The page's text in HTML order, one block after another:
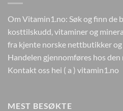
Om Vitamin1.no: Søk og finn de
kosttilskudd, vitaminer og
fra kjente norske nettbutikker
Handelen gjennomføres hos
Kontakt oss hei ( a ) vitamin1.no
MEST BESØKTE